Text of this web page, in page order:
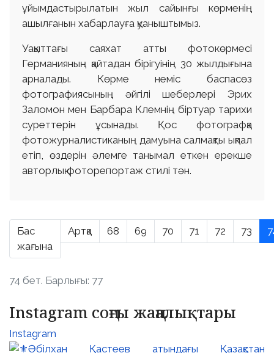
ұйымдастырылатын жыл сайынғы көрменің
ашылғанын хабарлауға қуаныштымыз.
Уақыттағы саяхат атты фотокөрмесі
Германияның қайтадан бірігуінің 30 жылдығына
арналады. Көрме неміс баспасөз
фотографиясының әйгілі шеберлері Эрих
Заломон мен Барбара Клемнің біртуар тарихи
суреттерін ұсынады. Қос фотографқа
фотожурналистиканың дамуына салмақты ықпал
етіп, өздерін әлемге танымал еткен ерекше
авторлық фоторепортаж стилі тән.
Бас
жағына
Артқа 68 69 70 71 72 73
74 бет. Барлығы: 77
Instagram соңғы жаңалықтары
Instagram